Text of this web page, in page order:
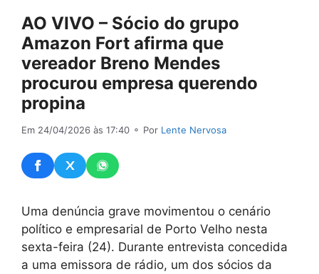
AO VIVO – Sócio do grupo
Amazon Fort afirma que
vereador Breno Mendes
procurou empresa querendo
propina
Em 24/04/2026 às 17:40 ⚬ Por Lente Nervosa
Uma denúncia grave movimentou o cenário
político e empresarial de Porto Velho nesta
sexta-feira (24). Durante entrevista concedida
a uma emissora de rádio, um dos sócios da